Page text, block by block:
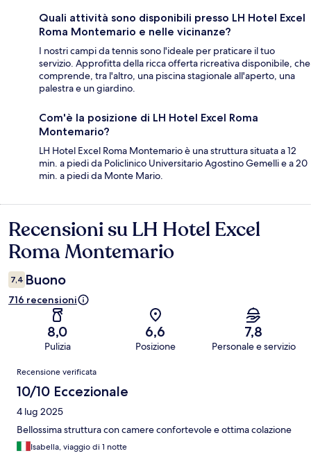
Quali attività sono disponibili presso LH Hotel Excel
Roma Montemario e nelle vicinanze?
I nostri campi da tennis sono l'ideale per praticare il tuo
servizio. Approfitta della ricca offerta ricreativa disponibile, che
comprende, tra l'altro, una piscina stagionale all'aperto, una
palestra e un giardino.
Com'è la posizione di LH Hotel Excel Roma
Montemario?
LH Hotel Excel Roma Montemario è una struttura situata a 12
min. a piedi da Policlinico Universitario Agostino Gemelli e a 20
min. a piedi da Monte Mario.
Recensioni
Recensioni su LH Hotel Excel
Roma Montemario
7,4 Buono
716 recensioni
8,0
Pulizia
6,6
Posizione
7,8
Personale e servizio
Recensioni
Recensione verificata
10/10 Eccezionale
4 lug 2025
Bellossima struttura con camere confortevole e ottima colazione
Isabella, viaggio di 1 notte